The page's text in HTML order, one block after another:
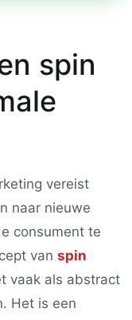
spin
vereist
naar nieuwe
consument te
van spin
vaak als abstract
Het is een